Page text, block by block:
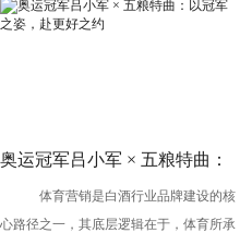
奥运冠军吕小军 × 五粮特曲：
以冠军之姿，赴更好之约
体育营销是白酒行业品牌建设的核
心路径之一，其底层逻辑在于，体育所承